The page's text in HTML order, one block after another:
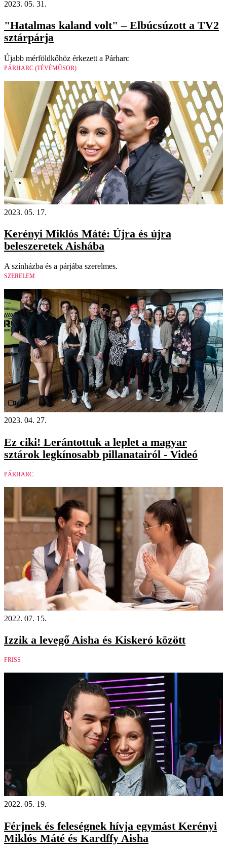
2023. 05. 31.
"Hatalmas kaland volt" – Elbúcsúzott a TV2
sztárpárja
Újabb mérföldkőhöz érkezett a Párharc
PÁRHARC (TÉVÉMŰSOR)
2023. 05. 17.
Kerényi Miklós Máté: Újra és újra
beleszeretek Aishába
A színházba és a párjába szerelmes.
SZERELEM
Videó
2023. 04. 27.
Ez ciki! Lerántottuk a leplet a magyar
sztárok legkínosabb pillanatairól - Videó
PÁRHARC
2022. 07. 15.
Izzik a levegő Aisha és Kiskeró között
FRISS
2022. 05. 19.
Férjnek és feleségnek hívja egymást Kerényi
Miklós Máté és Kardffy Aisha